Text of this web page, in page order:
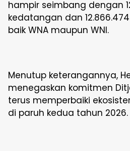
hampir seimbang dengan
kedatangan dan
baik WNA maupun WNI.
Menutup keterangannya,
menegaskan komitmen
terus memperbaiki
di paruh kedua tahun 2026.